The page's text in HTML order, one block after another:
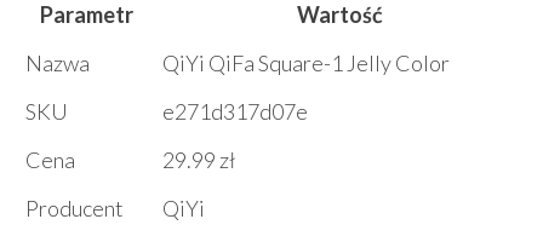
Parametr
Wartość
Nazwa
QiYi QiFa Square-1 Jelly Color
SKU
e271d317d07e
Cena
29.99 zł
Producent
QiYi